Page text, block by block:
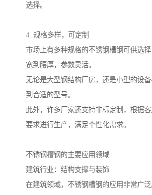
选择。
4. 规格多样，可定制
市场上有多种规格的不锈钢槽钢可供选
宽到腰厚，参数灵活。
无论是大型钢结构厂房，还是小型的设
到合适的型号。
此外，许多厂家还支持非标定制，根据
要求进行生产，满足个性化需求。
不锈钢槽钢的主要应用领域
建筑行业：结构支撑与装饰
在建筑领域，不锈钢槽钢的应用非常广泛